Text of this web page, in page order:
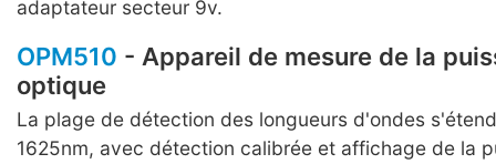
adaptateur secteur 9v.
OPM510 - Appareil de mesure de la
optique
La plage de détection des longueurs d'ondes
1625nm, avec détection calibrée et affichage de la